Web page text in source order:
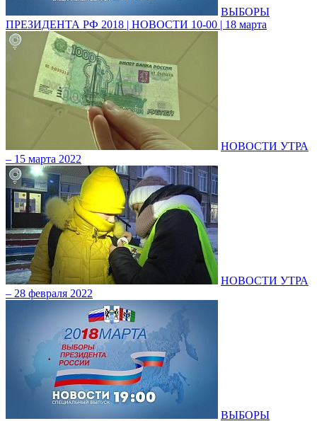
ВЫБОРЫ
ПРЕЗИДЕНТА РФ 2018 | НОВОСТИ 10-00 | 18 марта
НОВОСТИ УТРА
– 15 марта 2022
НОВОСТИ УТРА
– 28 февраля 2022
ВЫБОРЫ